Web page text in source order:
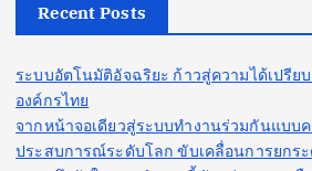
s
p
a
Recent Posts
ระบบอัตโนมัติอัจฉริยะ ก้าวสู่ความได้เปรีย
องค์กรไทย
จากหน้าจอเดียวสู่ระบบทำงานร่วมกันแบบค
ประสบการณ์ระดับโลก ขับเคลื่อนการยกร